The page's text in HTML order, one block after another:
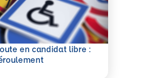
en candidat libre :